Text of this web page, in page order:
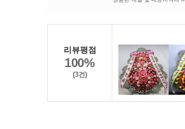
리뷰평점
100%
(3건)